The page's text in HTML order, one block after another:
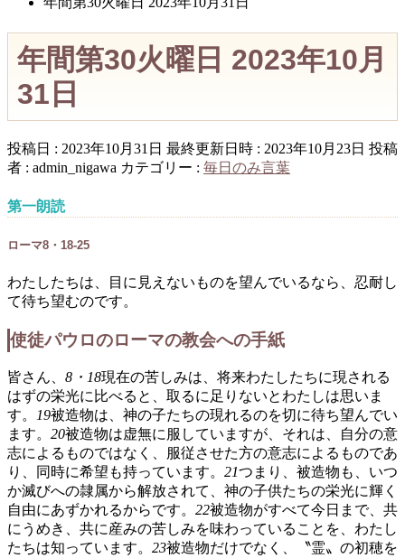
年間第30火曜日 2023年10月
31日
投稿日 : 2023年10月31日 最終更新日時 : 2023年10月23日 投稿
者 : admin_nigawa カテゴリー : 毎日のみ言葉
第一朗読
ローマ8・18-25
わたしたちは、目に見えないものを望んでいるなら、忍耐し
て待ち望むのです。
使徒パウロのローマの教会への手紙
皆さん、 8・18現在の苦しみは、将来わたしたちに現される
はずの栄光に比べると、取るに足りないとわたしは思いま
す。
19被造物は、神の子たちの現れるのを切に待ち望んでい
ます。 20被造物は虚無に服していますが、それは、自分の意
志によるものではなく、服従させた方の意志によるものであ
り、同時に希望も持っています。 21つまり、被造物も、いつ
か滅びへの隷属から解放されて、神の子供たちの栄光に輝く
自由にあずかれるからです。 22被造物がすべて今日まで、共
にうめき、共に産みの苦しみを味わっていることを、わたし
たちは知っています。 23被造物だけでなく、〝霊〟の初穂を